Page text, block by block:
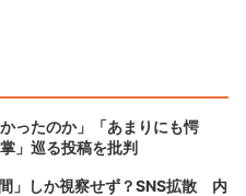
ったのか」「あまりにも愕
」巡る投稿を批判
」しか視察せず？SNS拡散 内